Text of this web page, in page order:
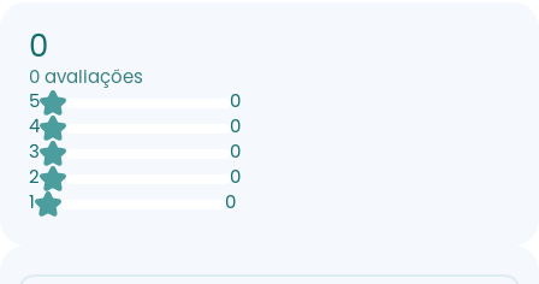
0
0 avaliações
5
0
4
0
3
0
2
0
1
0